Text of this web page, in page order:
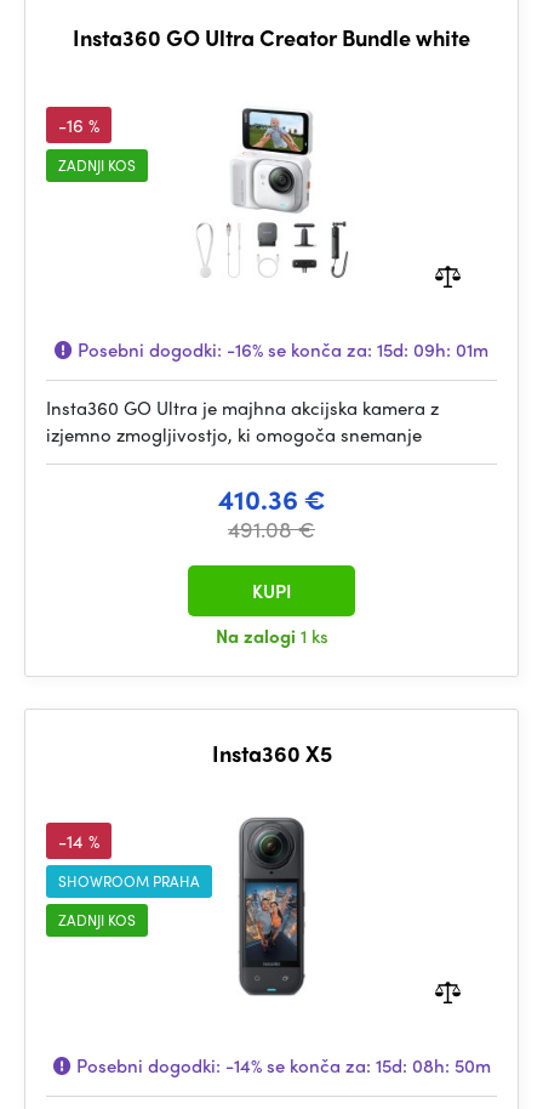
Insta360 GO Ultra Creator Bundle white
-16 %
ZADNJI KOS
Posebni dogodki: -16%se konča za: 15d: 09h: 01m
Insta360 GO Ultra je majhna akcijska kamera z
izjemno zmogljivostjo, ki omogoča snemanje
410.36 €
491.08 €
Na zalogi 1 ks
KUPI
Insta360 X5
-14 %
SHOWROOM PRAHA
ZADNJI KOS
Posebni dogodki: -14%se konča za: 15d: 08h: 50m